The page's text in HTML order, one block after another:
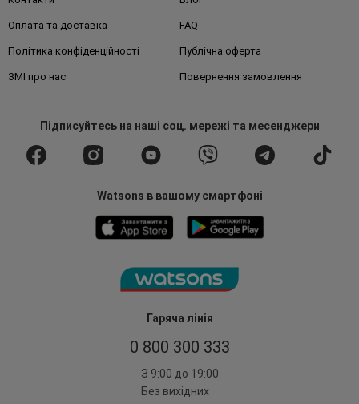
Гаряча лінія
0 800 300 333
З 9:00 до 19:00
Без вихідних
Оплата та доставка FAQ
Політика конфіденційності Публічна оферта
ЗМІ про нас Повернення замовлення
Підписуйтесьна наші соц. мережі та месенджери
Watsons в вашому смартфоні